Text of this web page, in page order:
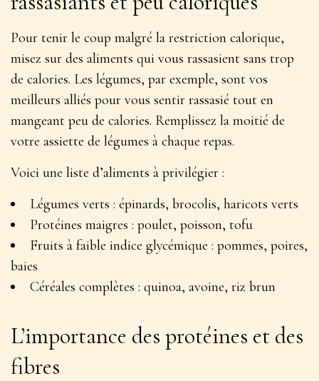
Pour tenir le coup malgré la restriction calorique,
misez sur des aliments qui vous rassasient sans trop
de calories. Les légumes, par exemple, sont vos
meilleurs alliés pour vous sentir rassasié tout en
mangeant peu de calories. Remplissez la moitié de
votre assiette de légumes à chaque repas.
Voici une liste d’aliments à privilégier :
Légumes verts : épinards, brocolis, haricots verts
Protéines maigres : poulet, poisson, tofu
Fruits à faible indice glycémique : pommes, poires,
baies
Céréales complètes : quinoa, avoine, riz brun
L’importance des protéines et des
fibres